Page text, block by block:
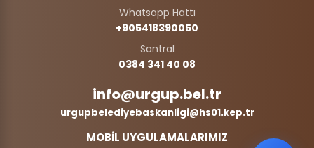
Whatsapp Hattı
+905418390050‬
Santral
0384 341 40 08
info@urgup.bel.tr
urgupbelediyebaskanligi@hs01.kep.tr
MOBİL UYGULAMALARIMIZ